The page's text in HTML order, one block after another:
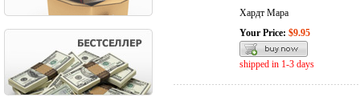
Хардт Мара
Your Price: $9.95
shipped in 1-3 days